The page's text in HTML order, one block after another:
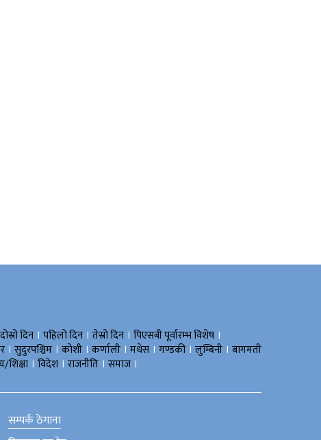
दोस्रो दिन । पहिलो दिन । तेस्रो दिन । पिएसबी पूर्वारम्भ विशेष ।
। सुदुरपश्चिम । काेशी । कर्णाली । मधेस । गण्डकी । लुम्बिनी । बागमती
शिक्षा । विदेश । राजनीति । समाज ।
सम्पर्क ठेगाना